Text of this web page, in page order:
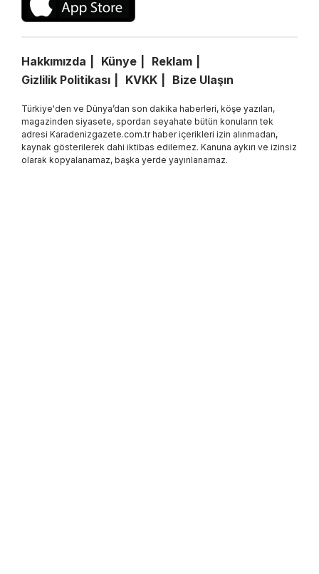
Hakkımızda Künye
Reklam
Gizlilik Politikası
KVKK Bize Ulaşın
Türkiye'den ve Dünya’dan son dakika haberleri, köşe yazıları,
magazinden siyasete, spordan seyahate bütün konuların tek
adresi Karadenizgazete.com.tr haber içerikleri izin alınmadan,
kaynak gösterilerek dahi iktibas edilemez. Kanuna aykırı ve izinsiz
olarak kopyalanamaz, başka yerde yayınlanamaz.